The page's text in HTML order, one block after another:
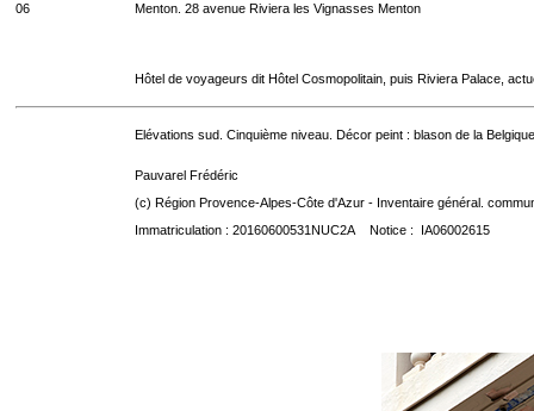
06 Menton. 28 avenue Riviera les Vignasses Menton
Hôtel de voyageurs dit Hôtel Cosmopolitain, puis Riviera Palace,
Elévations sud. Cinquième niveau. Décor peint : blason de la
Pauvarel Frédéric
(c) Région Provence-Alpes-Côte d'Azur - Inventaire général.
Immatriculation : 20160600531NUC2A Notice : IA06002615